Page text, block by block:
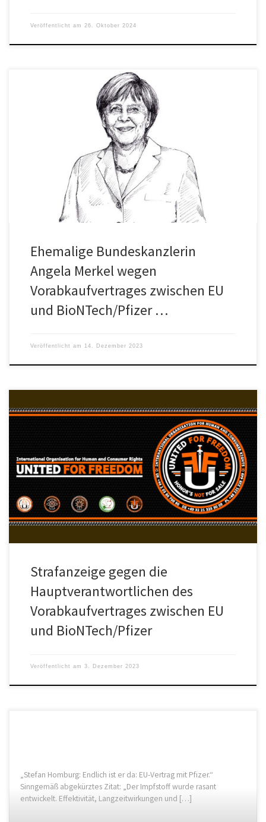
Veröffentlicht am 26. Oktober 2024
Zwei Vertreter der Menschenrechtsorganisation United For
Freedom haben am 10. Dezember unter anderem gegen Angela
Merkel eine Völkerrechtliche Strafanzeige bei […]
Ehemalige Bundeskanzlerin
Angela Merkel wegen
Vorabkaufvertrages zwischen EU
und BioNTech/Pfizer …
Veröffentlicht am 14. Dezember 2023
Zwei Vertreter der Menschenrechtsorganisation United For
Freedom, Marianne Grimmmenstein-Balas und Uwe Kranz, haben
am 28. November 2023 eine Strafanzeige gegen […]
Strafanzeige gegen die
Hauptverantwortlichen des
Vorabkaufvertrages zwischen EU
und BioNTech/Pfizer
Veröffentlicht am 3. Dezember 2023
„Stefan Homburg: Endlich ist er da: EU-Vertrag mit Pfizer.“
Sinngemäß abgekürztes Zitat: „Der Impfstoff wurde rasant
entwickelt. Effektivität, Langzeitwirkungen und […]